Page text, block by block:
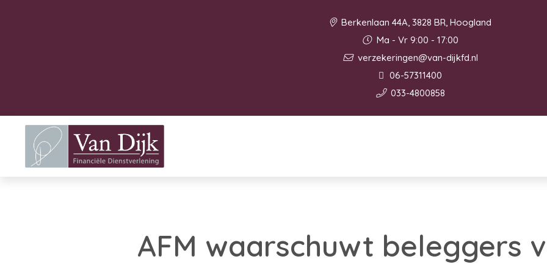
Berkenlaan 44A, 3828 BR, Hoogland
Ma - Vr 9:00 - 17:00
verzekeringen@van-dijkfd.nl
06-57311400
033-4800858
AFM waarschuwt beleggers